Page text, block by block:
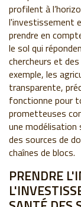
profilent à
l'investissement
prendre en
le sol qui
chercheurs et
exemple, les
transparente,
fonctionne pour
prometteuses
une modélisation
des sources de
chaînes de blocs.
PRENDRE